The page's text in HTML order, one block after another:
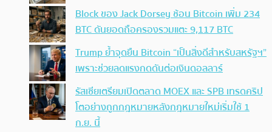
Block ของ Jack Dorsey ช้อน Bitcoin เพิ่ม 234
BTC ดันยอดถือครองรวมแตะ 9,117 BTC
Trump ย้ำจุดยืน Bitcoin “เป็นสิ่งดีสำหรับสหรัฐฯ”
เพราะช่วยลดแรงกดดันต่อเงินดอลลาร์
รัสเซียเตรียมเปิดตลาด MOEX และ SPB เทรดคริป
โตอย่างถูกกฎหมายหลังกฎหมายใหม่เริ่มใช้ 1
ก.ย. นี้